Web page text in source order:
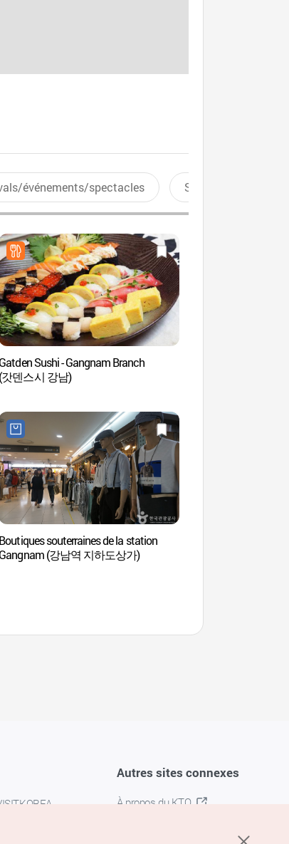
événements/spectacles Sports aquatiques
Gatden Sushi - Gangnam Branch
(갓덴스시 강남)
Boutiques souterraines de la station
Gangnam (강남역 지하도상가)
Autres sites connexes
À propos du KTO